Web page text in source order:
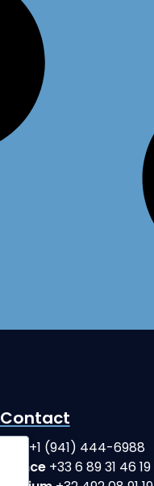
Contact
+1 (941) 444-6988
France +33 6 89 31 46 19